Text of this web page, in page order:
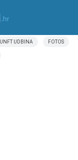
UDBINA FOTOS